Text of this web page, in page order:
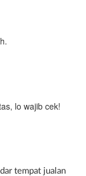
lo wajib cek!
tempat jualan